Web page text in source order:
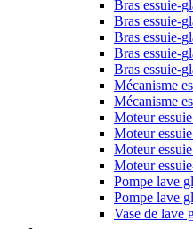
Bras essuie-
Bras essuie-
Bras essuie-
Bras essuie-
Bras essuie-
Mécanisme
Mécanisme
Moteur
Moteur
Moteur
Moteur
Pompe lave
Pompe lave
Vase de lave